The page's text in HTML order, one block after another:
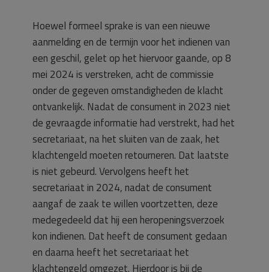
Hoewel formeel sprake is van een nieuwe
aanmelding en de termijn voor het indienen van
een geschil, gelet op het hiervoor gaande, op 8
mei 2024 is verstreken, acht de commissie
onder de gegeven omstandigheden de klacht
ontvankelijk. Nadat de consument in 2023 niet
de gevraagde informatie had verstrekt, had het
secretariaat, na het sluiten van de zaak, het
klachtengeld moeten retourneren. Dat laatste
is niet gebeurd. Vervolgens heeft het
secretariaat in 2024, nadat de consument
aangaf de zaak te willen voortzetten, deze
medegedeeld dat hij een heropeningsverzoek
kon indienen. Dat heeft de consument gedaan
en daarna heeft het secretariaat het
klachtengeld omgezet. Hierdoor is bij de